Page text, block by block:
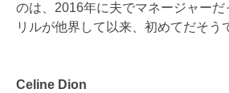
のは、2016年に夫でマネージャーだ
リルが他界して以来、初めてだそう
Celine Dion